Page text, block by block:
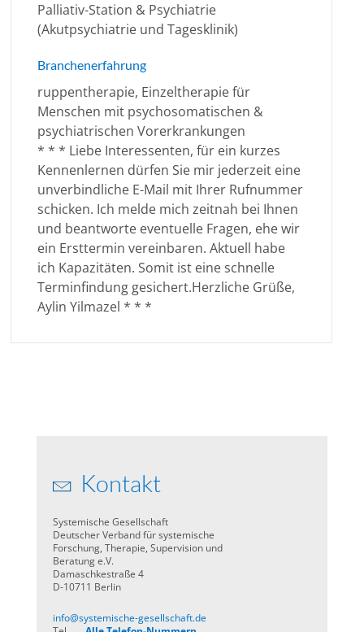
Palliativ-Station & Psychiatrie
(Akutpsychiatrie und Tagesklinik)
Branchenerfahrung
ruppentherapie, Einzeltherapie für
Menschen mit psychosomatischen &
psychiatrischen Vorerkrankungen
* * * Liebe Interessenten, für ein kurzes
Kennenlernen dürfen Sie mir jederzeit eine
unverbindliche E-Mail mit Ihrer Rufnummer
schicken. Ich melde mich zeitnah bei Ihnen
und beantworte eventuelle Fragen, ehe wir
ein Ersttermin vereinbaren. Aktuell habe
ich Kapazitäten. Somit ist eine schnelle
Terminfindung gesichert.Herzliche Grüße,
Aylin Yilmazel * * *
Kontakt
Systemische Gesellschaft
Deutscher Verband für systemische
Forschung, Therapie, Supervision und
Beratung e.V.
Damaschkestraße 4
D-10711 Berlin
info@systemische-gesellschaft.de